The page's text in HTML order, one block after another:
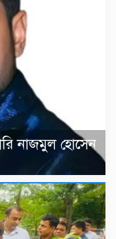
নাজমুল হোসেন